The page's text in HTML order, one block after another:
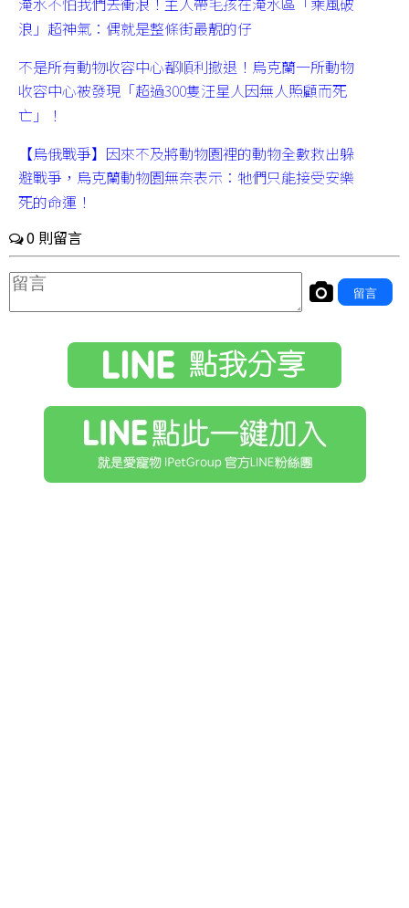
浪」超神氣：偶就是整條街最靚的仔
不是所有動物收容中心都順利撤退！烏克蘭一所動物
收容中心被發現「超過300隻汪星人因無人照顧而死
亡」！
【烏俄戰爭】因來不及將動物園裡的動物全數救出躲
避戰爭，烏克蘭動物園無奈表示：牠們只能接受安樂
死的命運！